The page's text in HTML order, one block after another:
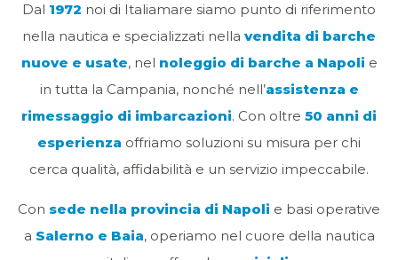
Dal 1972 noi di Italiamare siamo punto di riferimento
nella nautica e specializzati nella vendita di barche
nuove e usate, nel noleggio di barche a Napoli e
in tutta la Campania, nonché nell’assistenza e
rimessaggio di imbarcazioni. Con oltre 50 anni di
esperienza offriamo soluzioni su misura per chi
cerca qualità, affidabilità e un servizio impeccabile.
Con sede nella provincia di Napoli e basi operative
a Salerno e Baia, operiamo nel cuore della nautica